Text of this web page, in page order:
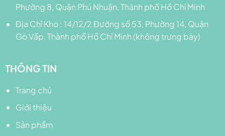
Phường 8, Quận Phú Nhuận, Thành phố Hồ Chí Minh
Địa Chỉ Kho : 14/12/2 Đường số 53, Phường 14, Quận
Gò Vấp, Thành phố Hồ Chí Minh (không trưng bày)
THÔNG TIN
Trang chủ
Giới thiệu
Sản phẩm